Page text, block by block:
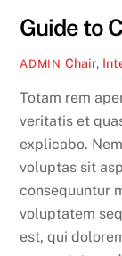
Guide to
ADMIN Chair,
Totam rem
veritatis et
explicabo.
voluptas sit
consequuntur
voluptatem
est, qui